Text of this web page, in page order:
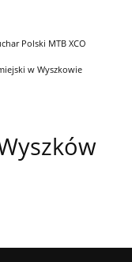
Polski MTB XCO
w Wyszkowie